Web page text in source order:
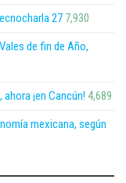
27 7,930
de fin de Año,
¡en Cancún! 4,689
mexicana, según